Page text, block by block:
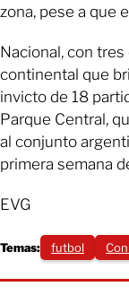
zona, pese a que
Nacional, con
continental que
invicto de 18
Parque Central,
al conjunto
primera semana
EVG
Temas: futbol